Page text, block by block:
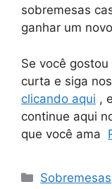
sobremesas
ganhar um
Se você
curta e siga
clicando aqui ,
continue aqui
que você ama
Categorias
Sobremesas